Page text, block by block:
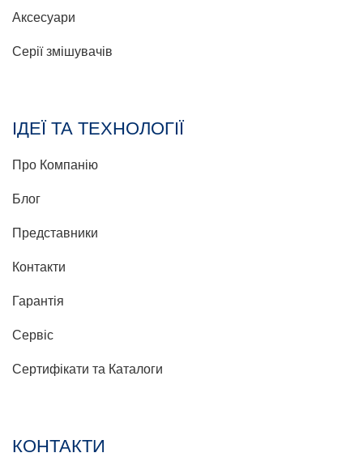
Аксесуари
Серії змішувачів
ІДЕЇ ТА ТЕХНОЛОГІЇ
Про Компанію
Блог
Представники
Контакти
Гарантія
Сервіс
Сертифікати та Каталоги
КОНТАКТИ